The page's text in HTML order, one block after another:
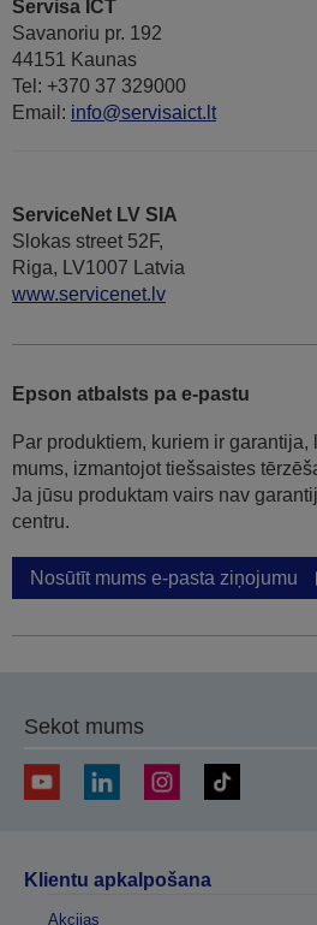
Servisa ICT
Savanoriu pr. 192
44151 Kaunas
Tel: +370 37 329000
Email: info@servisaict.lt
ServiceNet LV SIA
Slokas street 52F,
Riga, LV1007 Latvia
www.servicenet.lv
Epson atbalsts pa e-pastu
Par produktiem, kuriem ir
mums, izmantojot tiešsaistes
Ja jūsu produktam vairs nav
centru.
Nosūtīt mums e-pasta ziņojumu
Sekot mums
Klientu apkalpošana
Akcijas